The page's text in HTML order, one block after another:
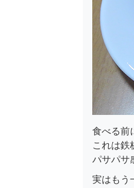
食べる前
これは鉄
パサパサ
実はもう